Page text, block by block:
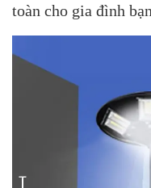
toàn cho gia đình bạn